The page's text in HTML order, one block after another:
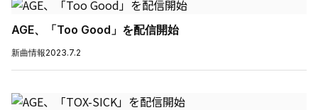
AGE、「Too Good」を配信開始
新曲情報2023.7.2